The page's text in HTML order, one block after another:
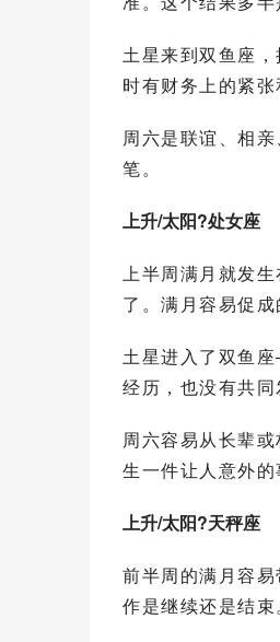
土星来到双鱼座
时有财务上的紧张
周六是联谊、相
笔。
上升/太阳?处女座
上半周满月就发生
了。满月容易促
土星进入了双鱼
经历，也没有共
周六容易从长辈
生一件让人意外的
上升/太阳?天秤座
前半周的满月容
作是继续还是结